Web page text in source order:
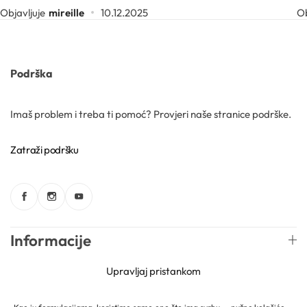
Upravljaj pristankom
Objavljuje mireille 10.12.2025
Podrška
Imaš problem i treba ti pomoć? Provjeri naše stranice podrške.
Zatraži podršku
Informacije